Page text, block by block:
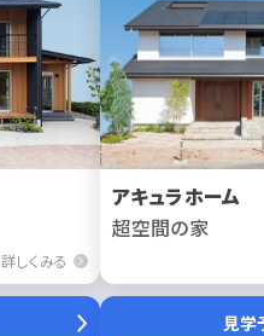
詳しくみる
アキュラホーム
超空間の家
見学